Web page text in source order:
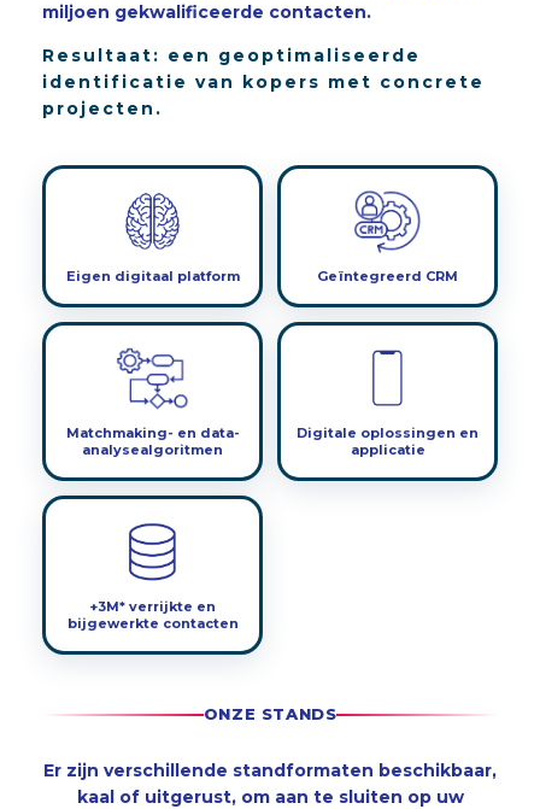
miljoen gekwalificeerde contacten.
Resultaat: een geoptimaliseerde
identificatie van kopers met concrete
projecten.
Eigen digitaal platform Geïntegreerd CRM
Matchmaking- en data-
analysealgoritmen
Digitale oplossingen en
applicatie
+3M* verrijkte en
bijgewerkte contacten
ONZE STANDS
Er zijn verschillende standformaten beschikbaar,
kaal of uitgerust, om aan te sluiten op uw